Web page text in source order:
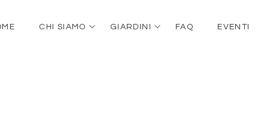
CHI SIAMO GIARDINI FAQ EVENTI